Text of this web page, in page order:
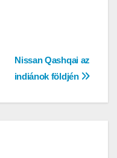
Nissan Qashqai az
indiánok földjén